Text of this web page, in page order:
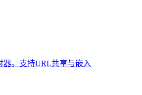
器。支持URL共享与嵌入